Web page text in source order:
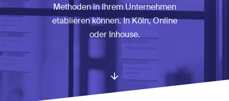
Methoden in Ihrem Unternehmen
etablieren können. In Köln, Online
oder Inhouse.